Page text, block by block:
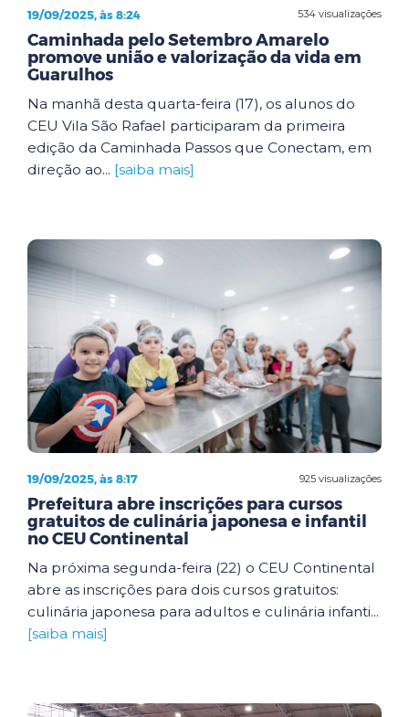
534 visualizações
19/09/2025, às 8:24
Caminhada pelo Setembro Amarelo
promove união e valorização da vida em
Guarulhos
Na manhã desta quarta-feira (17), os alunos do
CEU Vila São Rafael participaram da primeira
edição da Caminhada Passos que Conectam, em
direção ao... [saiba mais]
925 visualizações
19/09/2025, às 8:17
Prefeitura abre inscrições para cursos
gratuitos de culinária japonesa e infantil
no CEU Continental
Na próxima segunda-feira (22) o CEU Continental
abre as inscrições para dois cursos gratuitos:
culinária japonesa para adultos e culinária infanti...
[saiba mais]